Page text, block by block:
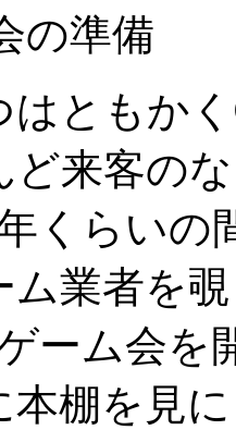
の準備
ともか
ど来客の
くらいの
ム業者を
ーム会を
本棚を見